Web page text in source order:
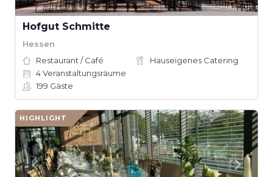
Hofgut Schmitte
Hessen
Restaurant / Café
Hauseigenes Catering
4Veranstaltungsräume
199 Gäste
HIGHLIGHT